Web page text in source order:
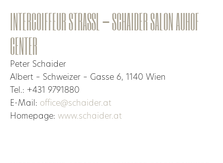
INTERCOIFFEUR STRASSL – SCHAIDER SALON AUHOF
CENTER
Peter Schaider
Albert – Schweizer – Gasse 6, 1140 Wien
Tel.: +431 9791880
E-Mail: office@schaider.at
Homepage: www.schaider.at